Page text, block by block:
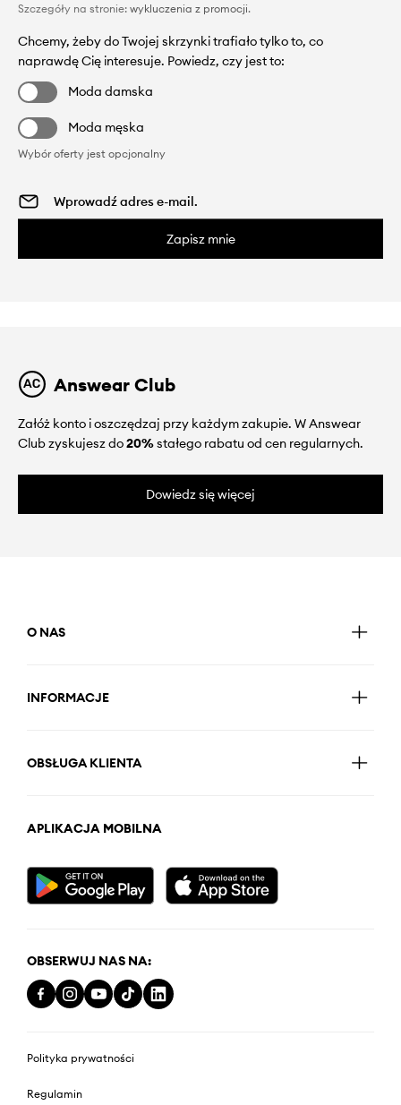
Szczegóły na stronie: wykluczenia z promocji.
Chcemy, żeby do Twojej skrzynki trafiało tylko to, co
naprawdę Cię interesuje. Powiedz, czy jest to:
Moda damska
Moda męska
Wybór oferty jest opcjonalny
Zapisz mnie
Answear Club
Załóż konto i oszczędzaj przy każdym zakupie. W Answear
Club zyskujesz do20%stałego rabatu od cen regularnych.
Dowiedz się więcej
O NAS
INFORMACJE
OBSŁUGA KLIENTA
APLIKACJA MOBILNA
OBSERWUJ NAS NA:
Polityka prywatności
Regulamin